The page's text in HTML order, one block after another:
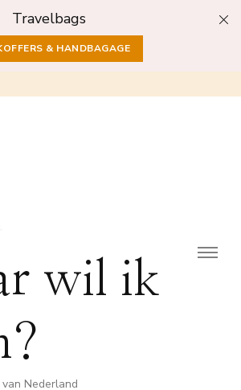
Travelbags
& HANDBAGAGE
wil ik
Nederland